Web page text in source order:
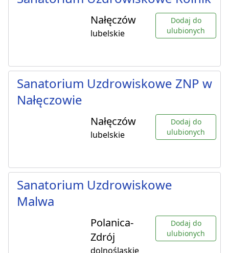
Nałęczów
lubelskie
Dodaj do
ulubionych
Sanatorium Uzdrowiskowe ZNP w
Nałęczowie
Nałęczów
lubelskie
Dodaj do
ulubionych
Sanatorium Uzdrowiskowe
Malwa
Polanica-
Zdrój
dolnośląskie
Dodaj do
ulubionych